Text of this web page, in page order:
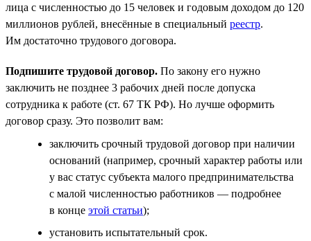
лица с численностью до 15 человек и годовым доходом до 120
миллионов рублей, внесённые в специальный реестр.
Им достаточно трудового договора.
Подпишите трудовой договор. По закону его нужно
заключить не позднее 3 рабочих дней после допуска
сотрудника к работе (ст. 67 ТК РФ). Но лучше оформить
договор сразу. Это позволит вам:
заключить срочный трудовой договор при наличии
оснований (например, срочный характер работы или
у вас статус субъекта малого предпринимательства
с малой численностью работников — подробнее
в конце этой статьи);
установить испытательный срок.